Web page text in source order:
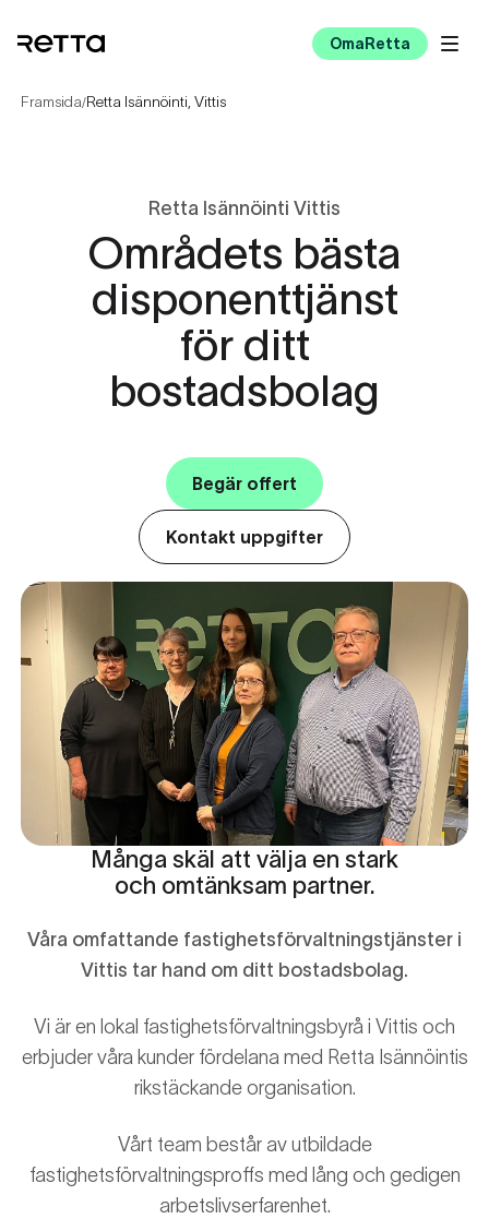
OmaRetta
Framsida/Retta Isännöinti, Vittis
Retta Isännöinti Vittis
Områdets bästa
disponenttjänst
för ditt
bostadsbolag
Begär offert
Kontakt uppgifter
Många skäl att välja en stark
och omtänksam partner.
Våra omfattande fastighetsförvaltningstjänster i
Vittis tar hand om ditt bostadsbolag.
Vi är en lokal fastighetsförvaltningsbyrå i Vittis och
erbjuder våra kunder fördelana med Retta Isännöintis
rikstäckande organisation.
Vårt team består av utbildade
fastighetsförvaltningsproffs med lång och gedigen
arbetslivserfarenhet.